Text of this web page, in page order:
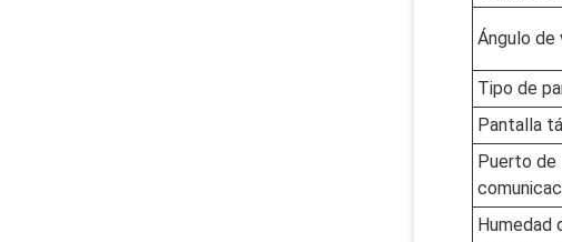
Ángulo de
Tipo de
Pantalla
Puerto de
Humedad